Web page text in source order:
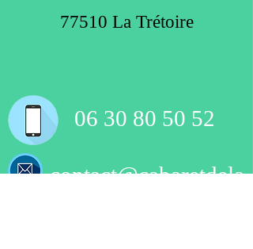
77510 La Trétoire
06 30 80 50 52
contact@cabaretdela